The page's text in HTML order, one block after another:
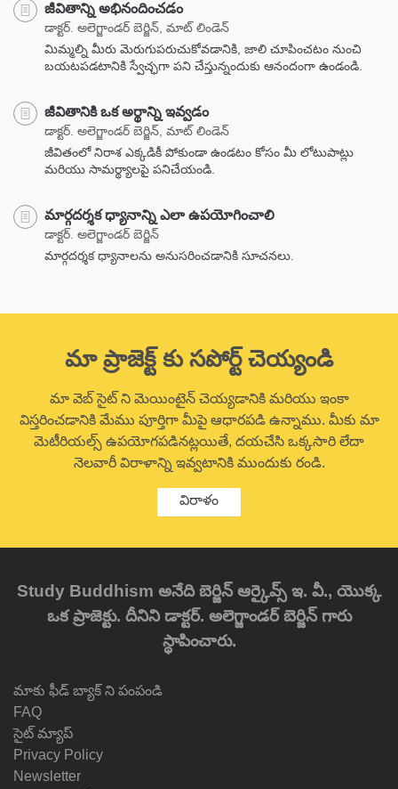
జీవితాన్ని అభినందించడం
డాక్టర్. అలెగ్జాండర్ బెర్జిన్, మాట్ లిండెన్
మిమ్మల్ని మీరు మెరుగుపరుచుకోవడానికి, జాలి చూపించటం నుంచి
బయటపడటానికి స్వేచ్ఛగా పని చేస్తున్నందుకు ఆనందంగా ఉండండి.
జీవితానికి ఒక అర్థాన్ని ఇవ్వడం
డాక్టర్. అలెగ్జాండర్ బెర్జిన్, మాట్ లిండెన్
జీవితంలో నిరాశ ఎక్కడికీ పోకుండా ఉండటం కోసం మీ లోటుపాట్లు
మరియు సామర్థ్యాలపై పనిచేయండి.
మార్గదర్శక ధ్యానాన్ని ఎలా ఉపయోగించాలి
డాక్టర్. అలెగ్జాండర్ బెర్జిన్
మార్గదర్శక ధ్యానాలను అనుసరించడానికి సూచనలు.
మా ప్రాజెక్ట్ కు సపోర్ట్ చెయ్యండి
మా వెబ్ సైట్ ని మెయింటైన్ చెయ్యడానికి మరియు ఇంకా
విస్తరించడానికి మేము పూర్తిగా మీపై ఆధారపడి ఉన్నాము. మీకు మా
మెటీరియల్స్ ఉపయోగపడినట్లయితే, దయచేసి ఒక్కసారి లేదా
నెలవారీ విరాళాన్ని ఇవ్వటానికి ముందుకు రండి.
విరాళం
Study Buddhism అనేది బెర్జిన్ ఆర్కైవ్స్ ఇ. వీ., యొక్క
ఒక ప్రాజెక్టు. దీనిని డాక్టర్. అలెగ్జాండర్ బెర్జిన్ గారు
స్థాపించారు.
మాకు ఫీడ్ బ్యాక్ ని పంపండి
FAQ
సైట్ మ్యాప్
Privacy Policy
Newsletter